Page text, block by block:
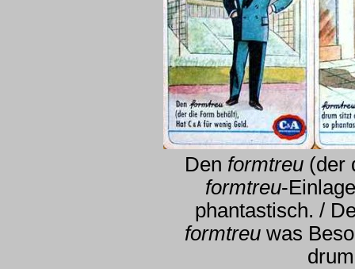
Den formtreu(der
formtreu-
phantastisch. /
formtreuwas